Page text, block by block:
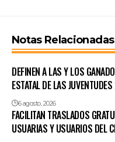
Notas Relacionadas
DEFINEN A LAS Y LOS
ESTATAL DE LAS
6 agosto, 2026
FACILITAN TRASLADOS
USUARIAS Y USUARIOS DEL